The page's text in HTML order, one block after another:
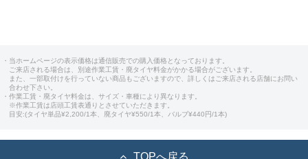
・当ホームページの表示価格は通信販売での購入価格となっております。
ご来店される場合は、別途作業工賃・廃タイヤ料金がかかる場合がございます。
また、一部取付けを行っていない商品もございますので、詳しくはご来店される店舗にお問い
合わせ下さい。
・作業工賃・廃タイヤ料金は、サイズ・車種により異なります。
※作業工賃は店頭工賃表通りとさせていただきます。
目安:(タイヤ単品¥2,200/1本、廃タイヤ¥550/1本、バルブ¥440円/1本)
TOPへ戻る